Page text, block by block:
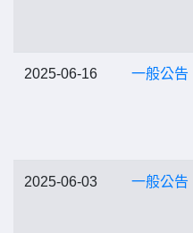
2025-06-16 一般公告
2025-06-03 一般公告